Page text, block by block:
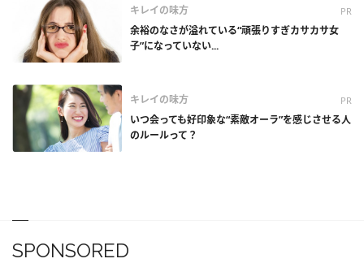
キレイの味方 PR
余裕のなさが溢れている“頑張りすぎカサカサ女
子”になっていない...
キレイの味方 PR
いつ会っても好印象な“素敵オーラ”を感じさせる人
のルールって？
SPONSORED